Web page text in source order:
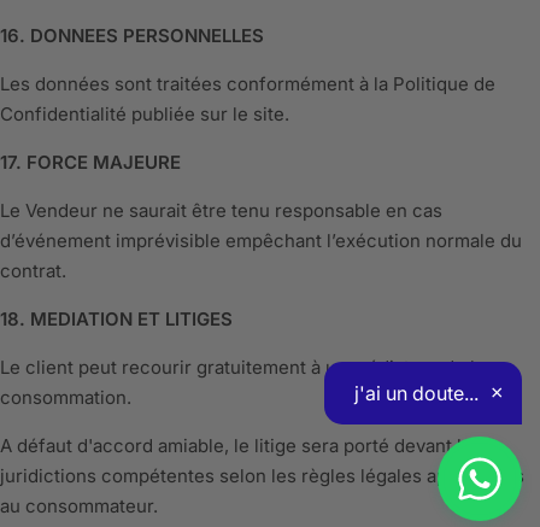
16. DONNEES PERSONNELLES
Les données sont traitées conformément à la Politique de
Confidentialité publiée sur le site.
17. FORCE MAJEURE
Le Vendeur ne saurait être tenu responsable en cas
d’événement imprévisible empêchant l’exécution normale du
contrat.
18. MEDIATION ET LITIGES
Le client peut recourir gratuitement à un médiateur de la
consommation.
A défaut d'accord amiable, le litige sera porté devant les
juridictions compétentes selon les règles légales applicables
au consommateur.